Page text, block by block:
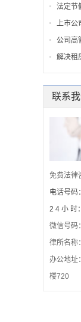
法定节
上市公
公司高
解决租
联系我
免费法律
电话号码
2 4 小 时
微信号码
律所名称
办公地址
楼720